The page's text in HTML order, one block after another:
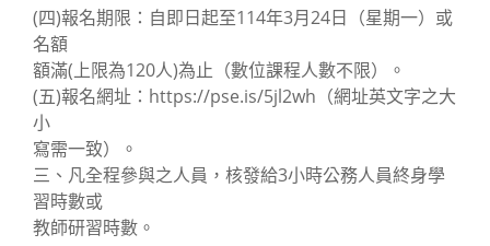
(四)報名期限：自即日起至114年3月24日（星期一）或
名額
額滿(上限為120人)為止（數位課程人數不限）。
(五)報名網址：https://pse.is/5jl2wh（網址英文字之大
小
寫需一致）。
三、凡全程參與之人員，核發給3小時公務人員終身學
習時數或
教師研習時數。